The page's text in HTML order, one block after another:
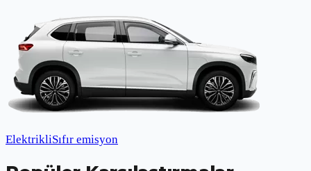
ElektrikliSıfır emisyon